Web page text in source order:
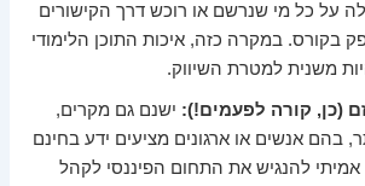
על כל מי שנרשם או רוכש דרך הקישורים
בקורס. במקרה כזה, איכות התוכן הלימודי
משנית למטרת השיווק.
(כן, קורה לפעמים!): ישנם גם מקרים,
בהם אנשים או ארגונים מציעים ידע בחינם
אמיתי להנגיש את התחום הפיננסי לקהל